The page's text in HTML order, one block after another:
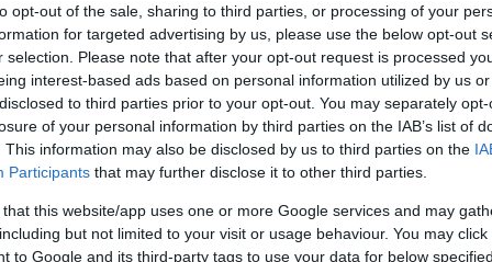
opt-out of the sale, sharing to third parties, or processing of your
for targeted advertising by us, please use the below opt-out
selection. Please note that after your opt-out request is processed
interest-based ads based on personal information utilized by us
to third parties prior to your opt-out. You may separately
of your personal information by third parties on the IAB’s list of
This information may also be disclosed by us to third parties on the
Participants that may further disclose it to other third parties.
that this website/app uses one or more Google services and may
but not limited to your visit or usage behaviour. You may
to Google and its third-party tags to use your data for below
Pinterest
pózol a januári számban, és a